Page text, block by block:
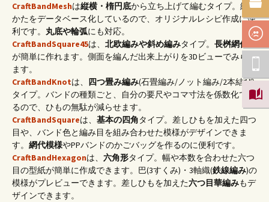
CraftBandMeshは縦横・楕円底から立ち上げて編むタイプ。編み
かたをデータベース化しているので、オリジナルレシピ作成に便
利です。 丸底や輪弧にも対応。
CraftBandSquare45は、 北欧編みや斜め編みタイプ。 長桝網代底
が簡単に作れます。側面を編んだ出来上がりを3Dビューでみられ
ます。
CraftBandKnotは、 四つ畳み編み(石畳編み/ノット編み/2本結び)
タイプ。バンドの種類ごと、自分の要尺やコマ寸法を係数化でき
るので、ひもの無駄が減らせます。
CraftBandSquareは、 基本の四角タイプ。差しひもを加えた四つ
目や、バンド色と編み目を組み合わせた模様がデザインできま
す。 網代模様やPPバンドのかごバッグを作るのに便利です。
CraftBandHexagonは、 六角形タイプ。幅や本数を合わせた六つ
目の型紙が簡単に作成できます。巴(3すくみ)・3軸織(鉄線編み)の
模様がプレビューできます。差しひもを加えた六つ目華編みもデ
ザインできます。